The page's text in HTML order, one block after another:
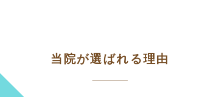
当院が選ばれる理由